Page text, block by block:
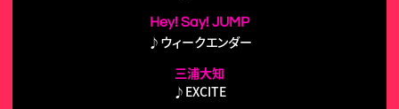
Hey! Say! JUMP
♪ウィークエンダー
三浦大知
♪EXCITE